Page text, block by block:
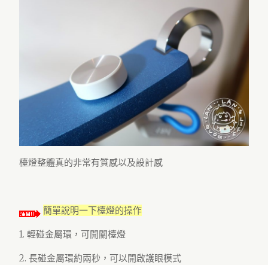
檯燈整體真的非常有質感以及設計感
簡單說明一下檯燈的操作
1. 輕碰金屬環，可開關檯燈
2. 長碰金屬環約兩秒，可以開啟護眼模式